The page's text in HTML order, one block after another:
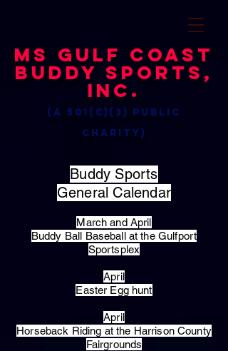
MS Gulf Coast
Buddy Sports,
Inc.
(a 501(c)(3) public
charity)
Buddy Sports
General Calendar
March and April
Buddy Ball Baseball at the Gulfport
Sportsplex
April
Easter Egg hunt
April
Horseback Riding at the Harrison County
Fairgrounds